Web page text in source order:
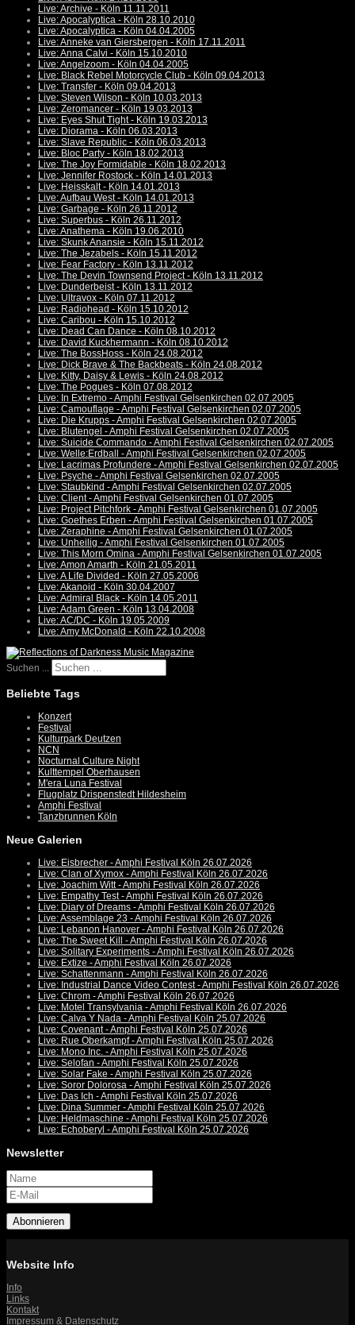
Live: Archive - Köln 11.11.2011
Live: Apocalyptica - Köln 28.10.2010
Live: Apocalyptica - Köln 04.04.2005
Live: Anneke van Giersbergen - Köln 17.11.2011
Live: Anna Calvi - Köln 15.10.2010
Live: Angelzoom - Köln 04.04.2005
Live: Black Rebel Motorcycle Club - Köln 09.04.2013
Live: Transfer - Köln 09.04.2013
Live: Steven Wilson - Köln 10.03.2013
Live: Zeromancer - Köln 19.03.2013
Live: Eyes Shut Tight - Köln 19.03.2013
Live: Diorama - Köln 06.03.2013
Live: Slave Republic - Köln 06.03.2013
Live: Bloc Party - Köln 18.02.2013
Live: The Joy Formidable - Köln 18.02.2013
Live: Jennifer Rostock - Köln 14.01.2013
Live: Heisskalt - Köln 14.01.2013
Live: Aufbau West - Köln 14.01.2013
Live: Garbage - Köln 26.11.2012
Live: Superbus - Köln 26.11.2012
Live: Anathema - Köln 19.06.2010
Live: Skunk Anansie - Köln 15.11.2012
Live: The Jezabels - Köln 15.11.2012
Live: Fear Factory - Köln 13.11.2012
Live: The Devin Townsend Project - Köln 13.11.2012
Live: Dunderbeist - Köln 13.11.2012
Live: Ultravox - Köln 07.11.2012
Live: Radiohead - Köln 15.10.2012
Live: Caribou - Köln 15.10.2012
Live: Dead Can Dance - Köln 08.10.2012
Live: David Kuckhermann - Köln 08.10.2012
Live: The BossHoss - Köln 24.08.2012
Live: Dick Brave & The Backbeats - Köln 24.08.2012
Live: Kitty, Daisy & Lewis - Köln 24.08.2012
Live: The Pogues - Köln 07.08.2012
Live: In Extremo - Amphi Festival Gelsenkirchen 02.07.2005
Live: Camouflage - Amphi Festival Gelsenkirchen 02.07.2005
Live: Die Krupps - Amphi Festival Gelsenkirchen 02.07.2005
Live: Blutengel - Amphi Festival Gelsenkirchen 02.07.2005
Live: Suicide Commando - Amphi Festival Gelsenkirchen 02.07.2005
Live: Welle:Erdball - Amphi Festival Gelsenkirchen 02.07.2005
Live: Lacrimas Profundere - Amphi Festival Gelsenkirchen 02.07.2005
Live: Psyche - Amphi Festival Gelsenkirchen 02.07.2005
Live: Staubkind - Amphi Festival Gelsenkirchen 02.07.2005
Live: Client - Amphi Festival Gelsenkirchen 01.07.2005
Live: Project Pitchfork - Amphi Festival Gelsenkirchen 01.07.2005
Live: Goethes Erben - Amphi Festival Gelsenkirchen 01.07.2005
Live: Zeraphine - Amphi Festival Gelsenkirchen 01.07.2005
Live: Unheilig - Amphi Festival Gelsenkirchen 01.07.2005
Live: This Morn Omina - Amphi Festival Gelsenkirchen 01.07.2005
Live: Amon Amarth - Köln 21.05.2011
Live: A Life Divided - Köln 27.05.2006
Live: Akanoid - Köln 30.04.2007
Live: Admiral Black - Köln 14.05.2011
Live: Adam Green - Köln 13.04.2008
Live: AC/DC - Köln 19.05.2009
Live: Amy McDonald - Köln 22.10.2008
Suchen ...
Beliebte Tags
Konzert
Festival
Kulturpark Deutzen
NCN
Nocturnal Culture Night
Kulttempel Oberhausen
M'era Luna Festival
Flugplatz Drispenstedt Hildesheim
Amphi Festival
Tanzbrunnen Köln
Neue Galerien
Live: Eisbrecher - Amphi Festival Köln 26.07.2026
Live: Clan of Xymox - Amphi Festival Köln 26.07.2026
Live: Joachim Witt - Amphi Festival Köln 26.07.2026
Live: Empathy Test - Amphi Festival Köln 26.07.2026
Live: Diary of Dreams - Amphi Festival Köln 26.07.2026
Live: Assemblage 23 - Amphi Festival Köln 26.07.2026
Live: Lebanon Hanover - Amphi Festival Köln 26.07.2026
Live: The Sweet Kill - Amphi Festival Köln 26.07.2026
Live: Solitary Experiments - Amphi Festival Köln 26.07.2026
Live: Extize - Amphi Festival Köln 26.07.2026
Live: Schattenmann - Amphi Festival Köln 26.07.2026
Live: Industrial Dance Video Contest - Amphi Festival Köln 26.07.2026
Live: Chrom - Amphi Festival Köln 26.07.2026
Live: Motel Transylvania - Amphi Festival Köln 26.07.2026
Live: Calva Y Nada - Amphi Festival Köln 25.07.2026
Live: Covenant - Amphi Festival Köln 25.07.2026
Live: Rue Oberkampf - Amphi Festival Köln 25.07.2026
Live: Mono Inc. - Amphi Festival Köln 25.07.2026
Live: Selofan - Amphi Festival Köln 25.07.2026
Live: Solar Fake - Amphi Festival Köln 25.07.2026
Live: Soror Dolorosa - Amphi Festival Köln 25.07.2026
Live: Das Ich - Amphi Festival Köln 25.07.2026
Live: Dina Summer - Amphi Festival Köln 25.07.2026
Live: Heldmaschine - Amphi Festival Köln 25.07.2026
Live: Echoberyl - Amphi Festival Köln 25.07.2026
Newsletter
Abonnieren
Website Info
Info
Links
Kontakt
Impressum & Datenschutz